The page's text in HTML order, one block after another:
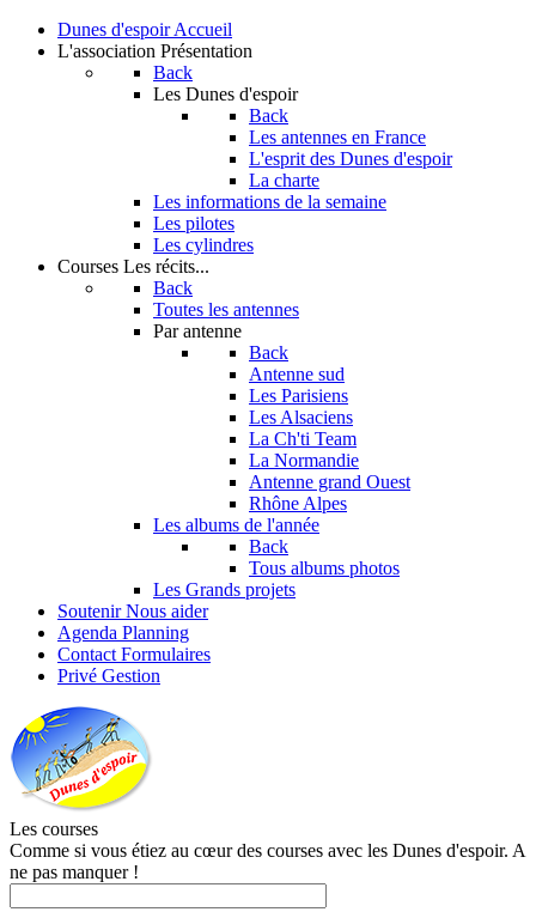
Dunes d'espoir Accueil
L'association Présentation
Back
Les Dunes d'espoir
Back
Les antennes en France
L'esprit des Dunes d'espoir
La charte
Les informations de la semaine
Les pilotes
Les cylindres
Courses Les récits...
Back
Toutes les antennes
Par antenne
Back
Antenne sud
Les Parisiens
Les Alsaciens
La Ch'ti Team
La Normandie
Antenne grand Ouest
Rhône Alpes
Les albums de l'année
Back
Tous albums photos
Les Grands projets
Soutenir Nous aider
Agenda Planning
Contact Formulaires
Privé Gestion
Les courses
Comme si vous étiez au cœur des courses avec les Dunes d'espoir. A
ne pas manquer !